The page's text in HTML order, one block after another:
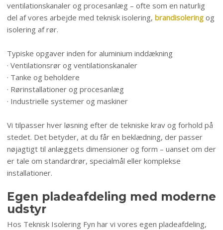
ventilationskanaler og procesanlæg – ofte som en naturlig
del af vores arbejde med teknisk isolering, brandisoleringog
isolering af rør.​
Typiske opgaver inden for aluminium inddækning
· Ventilationsrør og ventilationskanaler
· Tanke og beholdere
· Rørinstallationer og procesanlæg
· Industrielle systemer og maskiner
Vi tilpasser hver løsning efter de tekniske krav og forhold på
stedet. Det betyder, at du får en beklædning, der passer
nøjagtigt til anlæggets dimensioner og form – uanset om der
er tale om standardrør, specialmål eller komplekse
installationer.
Egen pladeafdeling med moderne
udstyr​
Hos Teknisk Isolering Fyn har vi vores egen pladeafdeling,